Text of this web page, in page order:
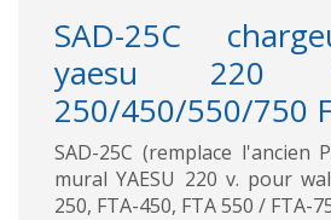
SAD-25C
yaesu 220
250/450/550/750
SAD-25C (remplace l'ancien
mural YAESU 220 v. pour
250, FTA-450, FTA 550 / FTA-